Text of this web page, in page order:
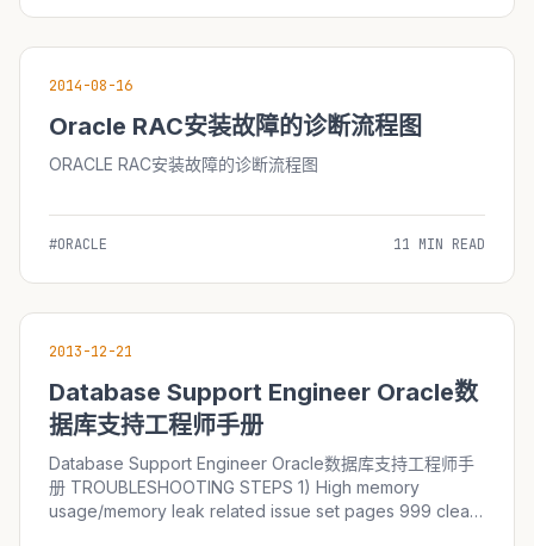
2014-08-16
Oracle RAC安装故障的诊断流程图
ORACLE RAC安装故障的诊断流程图
#ORACLE 11 MIN READ
2013-12-21
Database Support Engineer Oracle数
据库支持工程师手册
Database Support Engineer Oracle数据库支持工程师手
册 TROUBLESHOOTING STEPS 1) High memory
usage/memory leak related issue set pages 999 clear